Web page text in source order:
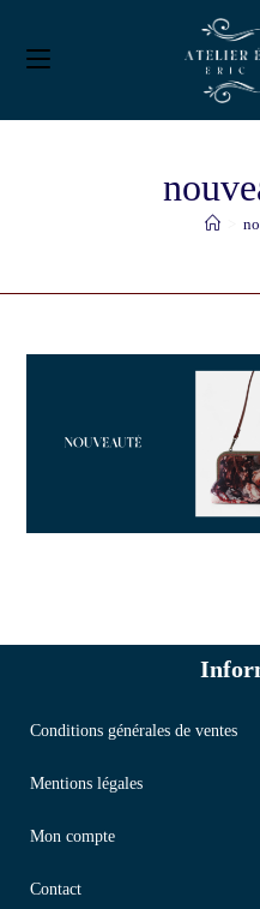
Conditions générales de ventes
Mentions légales
Mon compte
Contact